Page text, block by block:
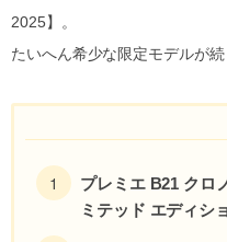
2025】。
たいへん希少な限定モデルが
プレミエ B21 クロ
ミテッド エディシ